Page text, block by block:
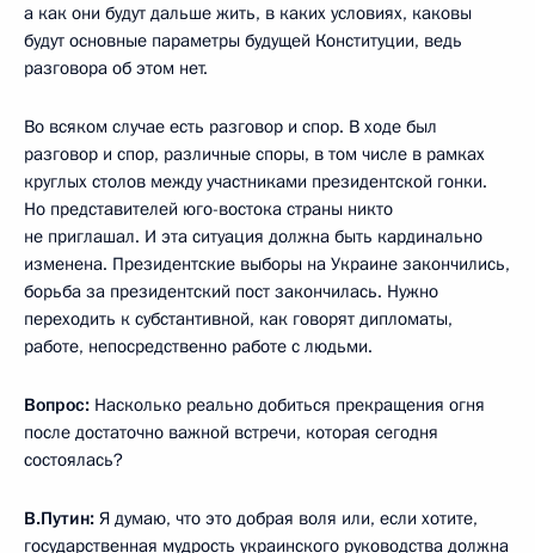
а как они будут дальше жить, в каких условиях, каковы
будут основные параметры будущей Конституции, ведь
разговора об этом нет.
Во всяком случае есть разговор и спор. В ходе был
разговор и спор, различные споры, в том числе в рамках
круглых столов между участниками президентской гонки.
Но представителей юго-востока страны никто
не приглашал. И эта ситуация должна быть кардинально
изменена. Президентские выборы на Украине закончились,
борьба за президентский пост закончилась. Нужно
переходить к субстантивной, как говорят дипломаты,
работе, непосредственно работе с людьми.
Вопрос: Насколько реально добиться прекращения огня
после достаточно важной встречи, которая сегодня
состоялась?
В.Путин: Я думаю, что это добрая воля или, если хотите,
государственная мудрость украинского руководства должна